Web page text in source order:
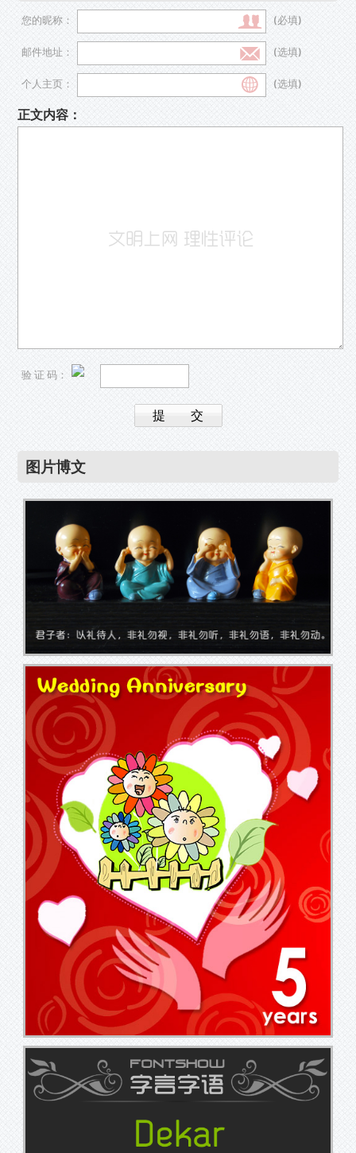
您的昵称： (必填)
邮件地址： (选填)
个人主页： (选填)
正文内容：
验 证 码：
图片博文